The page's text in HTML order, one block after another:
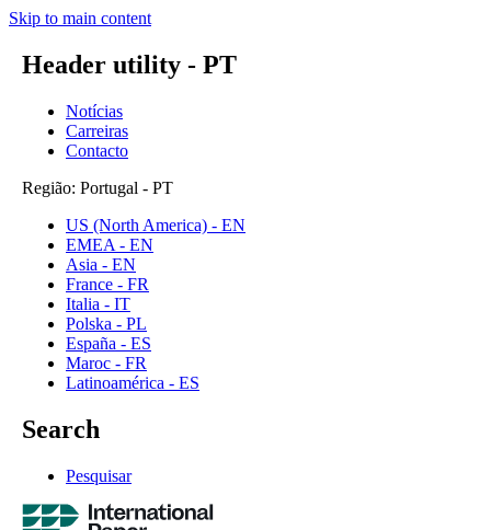
Skip to main content
Header utility - PT
Notícias
Carreiras
Contacto
Região: Portugal - PT
US (North America) - EN
EMEA - EN
Asia - EN
France - FR
Italia - IT
Polska - PL
España - ES
Maroc - FR
Latinoamérica - ES
Search
Pesquisar